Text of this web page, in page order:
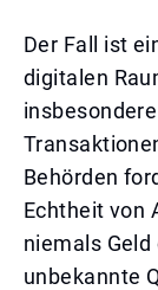
Der Fall ist
digitalen
Behörden
Echtheit von
niemals
unbekannte